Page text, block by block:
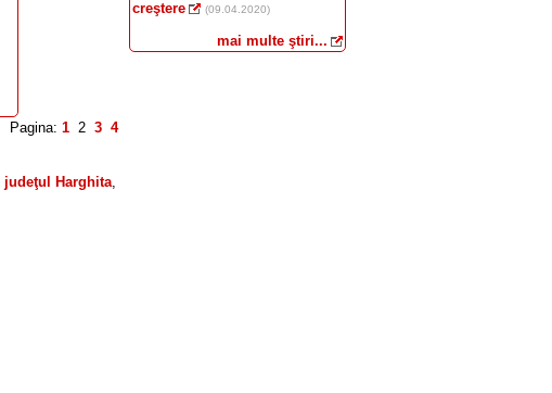
Pagina: 12 3 4
judeţul Harghita,
creştere
(09.04.2020)
mai multe ştiri...